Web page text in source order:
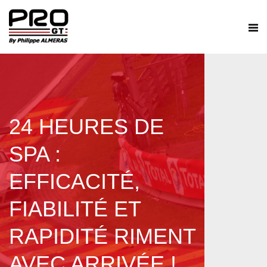
24 HEURES DE
SPA :
EFFICACITÉ,
FIABILITÉ ET
RAPIDITÉ RIMENT